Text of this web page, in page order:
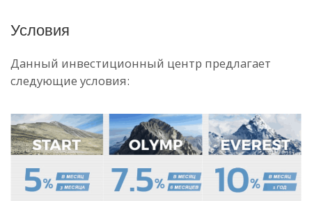
Условия
Данный инвестиционный центр предлагает
следующие условия: